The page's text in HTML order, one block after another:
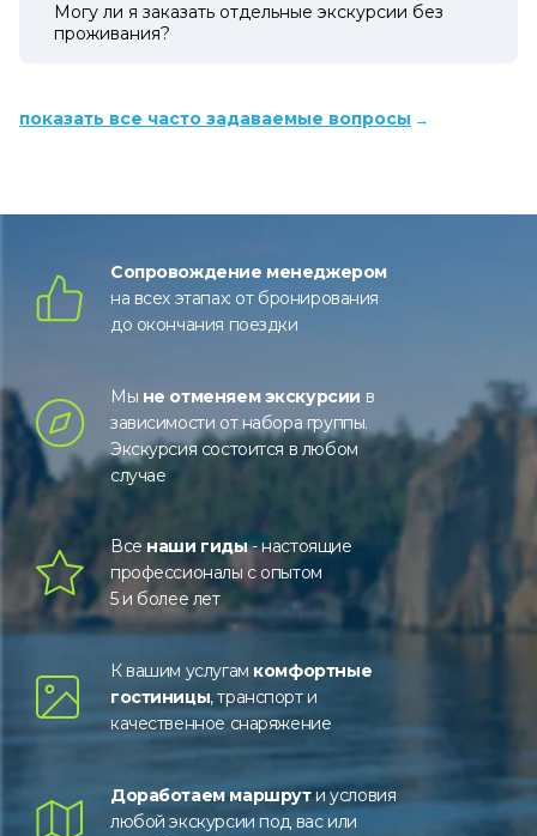
Могу ли я заказать отдельные экскурсии без
проживания?
показать все часто задаваемые вопросы
Сопровождение менеджером
на всех этапах: от бронирования
до окончания поездки
Мы не отменяем экскурсии в
зависимости от набора группы.
Экскурсия состоится в любом
случае
Все наши гиды- настоящие
профессионалы с опытом
5 и более лет
К вашим услугам комфортные
гостиницы, транспорт и
качественное снаряжение
Доработаем маршрути условия
любой экскурсии под вас или